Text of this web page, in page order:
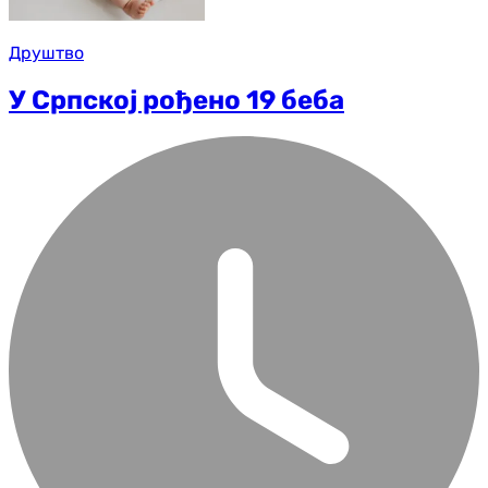
Друштво
У Српској рођено 19 беба